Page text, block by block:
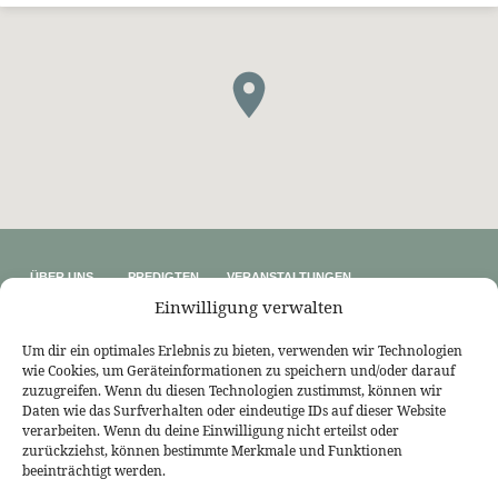
Einwilligung verwalten
Um dir ein optimales Erlebnis zu bieten, verwenden wir Technologien
wie Cookies, um Geräteinformationen zu speichern und/oder darauf
zuzugreifen. Wenn du diesen Technologien zustimmst, können wir
Daten wie das Surfverhalten oder eindeutige IDs auf dieser Website
verarbeiten. Wenn du deine Einwilligung nicht erteilst oder
zurückziehst, können bestimmte Merkmale und Funktionen
beeinträchtigt werden.
ÜBER UNS
Impressum
PREDIGTEN
Predigtreihen
VERANSTALTUNGEN
Sommerfreizeit
Bekennende Evangelisch-Reformierte Gemeinde Nordhorn
Bekennende Evangelisch-Reformierte Gemeinde Gießen
Bekennende Evangelisch-Reformierte Gemeinde Tübingen
Akademie für Reformatorische Theologie
Bekennende Kirche (kostenlose Zeitschrift)